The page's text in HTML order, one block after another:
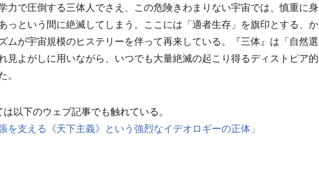
力で圧倒する三体人でさえ、この危険きわまりない宇宙では、慎重に身
っという間に絶滅してしまう。ここには「適者生存」を旗印とする、か
ムが宇宙規模のヒステリーを伴って再来している。『三体』は「自然選
見よがしに用いながら、いつでも大量絶滅の起こり得るディストピア的
は以下のウェブ記事でも触れている。
を支える《天下主義》という強烈なイデオロギーの正体」